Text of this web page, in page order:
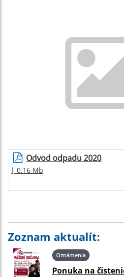
Odvod odpadu 2020
| 0.16 Mb
Zoznam aktualít:
Oznámenia
Ponuka na